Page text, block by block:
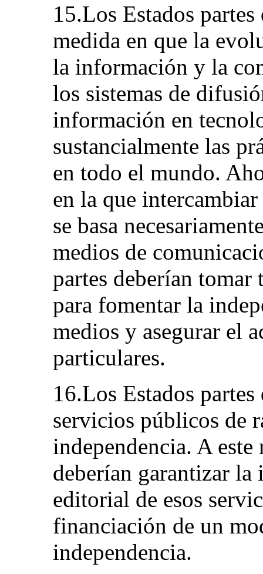
15.Los Estados
medida en que la
la información y la
los sistemas de
información en
sustancialmente las
en todo el mundo.
en la que
se basa
medios de
partes deberían tomar
para fomentar la
medios y asegurar el
particulares.
16.Los Estados
servicios públicos de
independencia. A este
deberían garantizar
editorial de esos
financiación de un
independencia.